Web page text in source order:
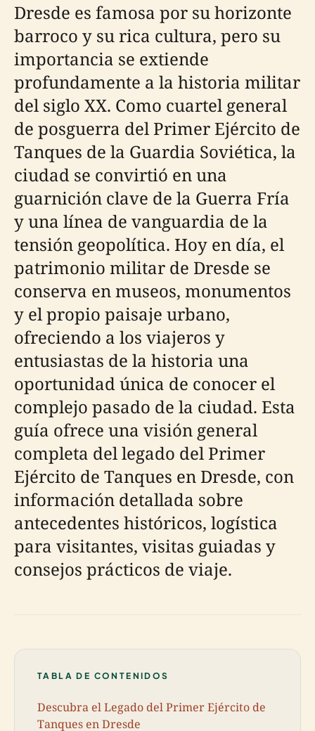
Dresde es famosa por su horizonte
barroco y su rica cultura, pero su
importancia se extiende
profundamente a la historia militar
del siglo XX. Como cuartel general
de posguerra del Primer Ejército de
Tanques de la Guardia Soviética, la
ciudad se convirtió en una
guarnición clave de la Guerra Fría
y una línea de vanguardia de la
tensión geopolítica. Hoy en día, el
patrimonio militar de Dresde se
conserva en museos, monumentos
y el propio paisaje urbano,
ofreciendo a los viajeros y
entusiastas de la historia una
oportunidad única de conocer el
complejo pasado de la ciudad. Esta
guía ofrece una visión general
completa del legado del Primer
Ejército de Tanques en Dresde, con
información detallada sobre
antecedentes históricos, logística
para visitantes, visitas guiadas y
consejos prácticos de viaje.
TABLA DE CONTENIDOS
Descubra el Legado del Primer Ejército de
Tanques en Dresde